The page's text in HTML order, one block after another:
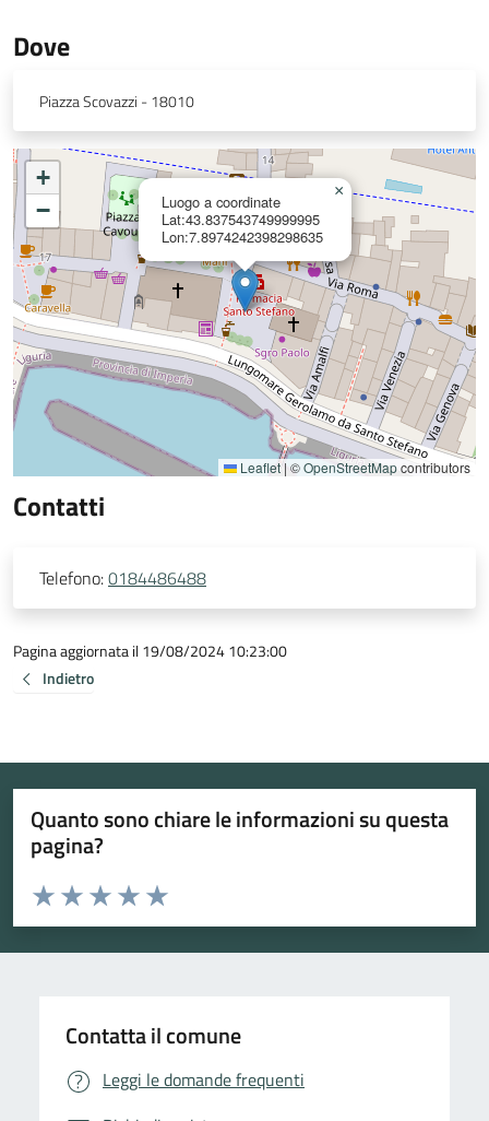
Dove
Piazza Scovazzi - 18010
Luogo a coordinate
Lat:43.837543749999995
Lon:7.8974242398298635
×
+
−
Leaflet | ©OpenStreetMapcontributors
Contatti
Telefono:0184486488
Pagina aggiornata il 19/08/2024 10:23:00
Indietro
Quanto sono chiare le informazioni su questa
pagina?
Valuta da 1 a 5 stelle la pagina
Valuta 5 stelle su 5
Valuta 4 stelle su 5
Valuta 3 stelle su 5
Valuta 2 stelle su 5
Valuta 1 stelle su 5
Contatta il comune
Leggi le domande frequenti